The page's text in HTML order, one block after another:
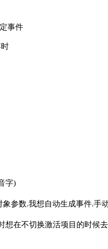
事件
字)
参数.我想自动生成事件.手
想在不切换激活项目的时候